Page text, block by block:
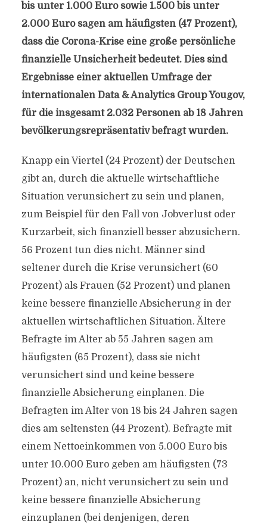
bis unter 1.000 Euro sowie 1.500 bis unter
2.000 Euro sagen am häufigsten (47 Prozent),
dass die Corona-Krise eine große persönliche
finanzielle Unsicherheit bedeutet. Dies sind
Ergebnisse einer aktuellen Umfrage der
internationalen Data & Analytics Group Yougov,
für die insgesamt 2.032 Personen ab 18 Jahren
bevölkerungsrepräsentativ befragt wurden.
Knapp ein Viertel (24 Prozent) der Deutschen
gibt an, durch die aktuelle wirtschaftliche
Situation verunsichert zu sein und planen,
zum Beispiel für den Fall von Jobverlust oder
Kurzarbeit, sich finanziell besser abzusichern.
56 Prozent tun dies nicht. Männer sind
seltener durch die Krise verunsichert (60
Prozent) als Frauen (52 Prozent) und planen
keine bessere finanzielle Absicherung in der
aktuellen wirtschaftlichen Situation. Ältere
Befragte im Alter ab 55 Jahren sagen am
häufigsten (65 Prozent), dass sie nicht
verunsichert sind und keine bessere
finanzielle Absicherung einplanen. Die
Befragten im Alter von 18 bis 24 Jahren sagen
dies am seltensten (44 Prozent). Befragte mit
einem Nettoeinkommen von 5.000 Euro bis
unter 10.000 Euro geben am häufigsten (73
Prozent) an, nicht verunsichert zu sein und
keine bessere finanzielle Absicherung
einzuplanen (bei denjenigen, deren